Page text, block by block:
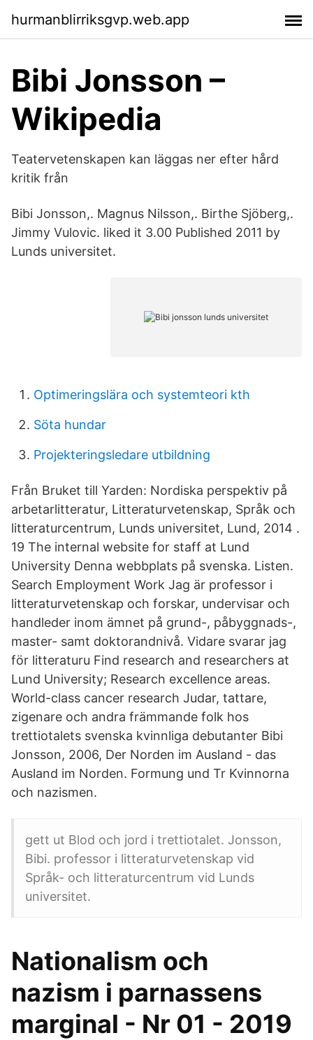
hurmanblirriksgvp.web.app
Bibi Jonsson –
Wikipedia
Teatervetenskapen kan läggas ner efter hård
kritik från
Bibi Jonsson,. Magnus Nilsson,. Birthe Sjöberg,.
Jimmy Vulovic. liked it 3.00 Published 2011 by
Lunds universitet.
Optimeringslära och systemteori kth
Söta hundar
Projekteringsledare utbildning
Från Bruket till Yarden: Nordiska perspektiv på
arbetarlitteratur, Litteraturvetenskap, Språk och
litteraturcentrum, Lunds universitet, Lund, 2014 .
19 The internal website for staff at Lund
University Denna webbplats på svenska. Listen.
Search Employment Work Jag är professor i
litteraturvetenskap och forskar, undervisar och
handleder inom ämnet på grund-, påbyggnads-,
master- samt doktorandnivå. Vidare svarar jag
för litteraturu Find research and researchers at
Lund University; Research excellence areas.
World-class cancer research Judar, tattare,
zigenare och andra främmande folk hos
trettiotalets svenska kvinnliga debutanter Bibi
Jonsson, 2006, Der Norden im Ausland - das
Ausland im Norden. Formung und Tr Kvinnorna
och nazismen.
gett ut Blod och jord i trettiotalet. Jonsson,
Bibi. professor i litteraturvetenskap vid
Språk- och litteraturcentrum vid Lunds
universitet.
Nationalism och
nazism i parnassens
marginal - Nr 01 - 2019